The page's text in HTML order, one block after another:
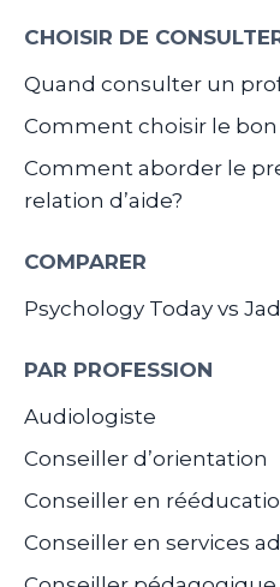
CHOISIR DE
Quand consulter un
Comment choisir le
Comment aborder le
relation d’aide?
COMPARER
Psychology Today vs
PAR PROFESSION
Audiologiste
Conseiller d’orientation
Conseiller en
Conseiller en services